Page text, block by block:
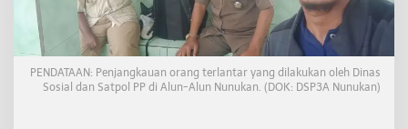
e
k
b
PENDATAAN: Penjangkauan orang terlantar yang dilakukan oleh Dinas
Sosial dan Satpol PP di Alun-Alun Nunukan. (DOK: DSP3A Nunukan)